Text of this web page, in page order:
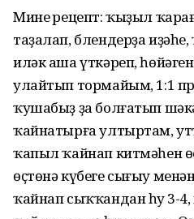
Минең рецепт: ҡыҙыл
таҙалап, блендерҙа
иләк аша үткәреп,
улайтып тормайым, 1:1
ҡушабыҙ ҙа болғатып
ҡайнатырға ултыртам,
ҡапыл ҡайнап китмәһен
өҫтөнә күбеге сығыу
ҡайнап сыҡҡандан һуң 3-4,